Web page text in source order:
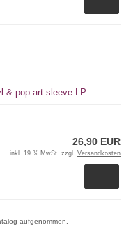
& pop art sleeve LP
26,90 EUR
inkl. 19 % MwSt. zzgl. Versandkosten
aufgenommen.